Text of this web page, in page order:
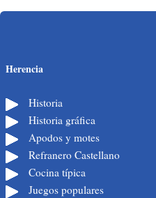
Herencia
Historia
Historia gráfica
Apodos y motes
Refranero Castellano
Cocina típica
Juegos populares